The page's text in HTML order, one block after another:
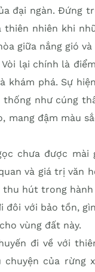
đại ngàn. Đứng
nhiên khi
giữa nắng gió
lại chính là
phá. Sự
thống như cúng
mang đậm màu
chưa được
và giá trị văn
hút trong
với bảo tồn,
vùng đất này.
đi về với
của rừng